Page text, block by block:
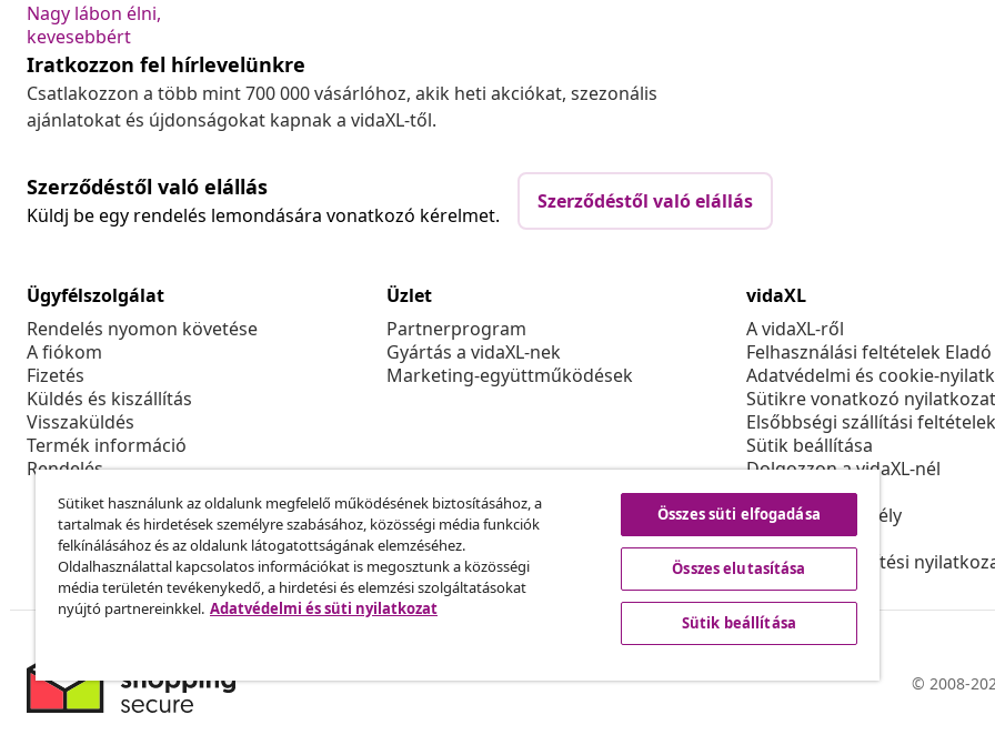
Nagy lábon élni,
kevesebbért
Iratkozzon fel hírlevelünkre
Csatlakozzon a több mint 700 000 vásárlóhoz, akik heti akciókat, szezonális
ajánlatokat és újdonságokat kapnak a vidaXL-től.
Szerződéstől való elállás
Küldj be egy rendelés lemondására vonatkozó kérelmet.
Szerződéstől való elállás
Ügyfélszolgálat
Rendelés nyomon követése
A fiókom
Fizetés
Küldés és kiszállítás
Visszaküldés
Termék információ
Rendelés
Üzlet
Partnerprogram
Gyártás a vidaXL-nek
Marketing-együttműködések
vidaXL
A vidaXL-ről
Felhasználási feltételek Eladó
Adatvédelmi és cookie-
Sütikre vonatkozó nyilatkozat
Elsőbbségi szállítási feltételek
Sütik beállítása
Dolgozzon a vidaXL-nél
Biztonsági
EU felelős személy
Politikával EPR
Akadálymentesítési
© 2008-
Sütiket használunk az oldalunk megfelelő működésének biztosításához, a
tartalmak és hirdetések személyre szabásához, közösségi média funkciók
felkínálásához és az oldalunk látogatottságának elemzéséhez.
Oldalhasználattal kapcsolatos információkat is megosztunk a közösségi
média területén tevékenykedő, a hirdetési és elemzési szolgáltatásokat
nyújtó partnereinkkel. Adatvédelmi és süti nyilatkozat
Összes süti elfogadása
Összes elutasítása
Sütik beállítása